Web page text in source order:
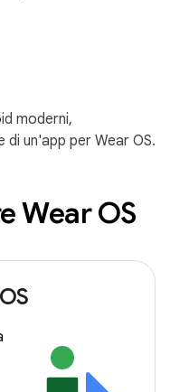
moderni,
un'app per Wear OS.
Wear OS